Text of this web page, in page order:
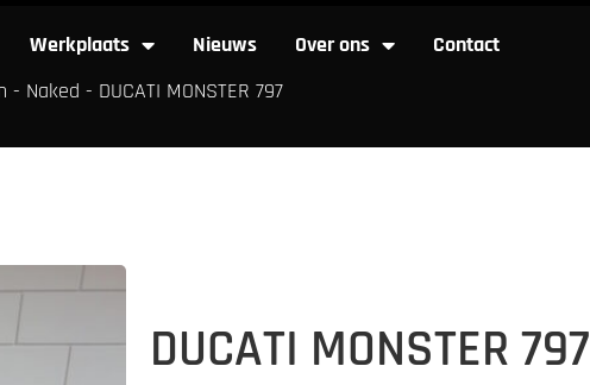
Werkplaats Nieuws Over ons
Contact
- Naked - DUCATI MONSTER 797
Werkplaats Nieuws
DUCATI MONSTER 797